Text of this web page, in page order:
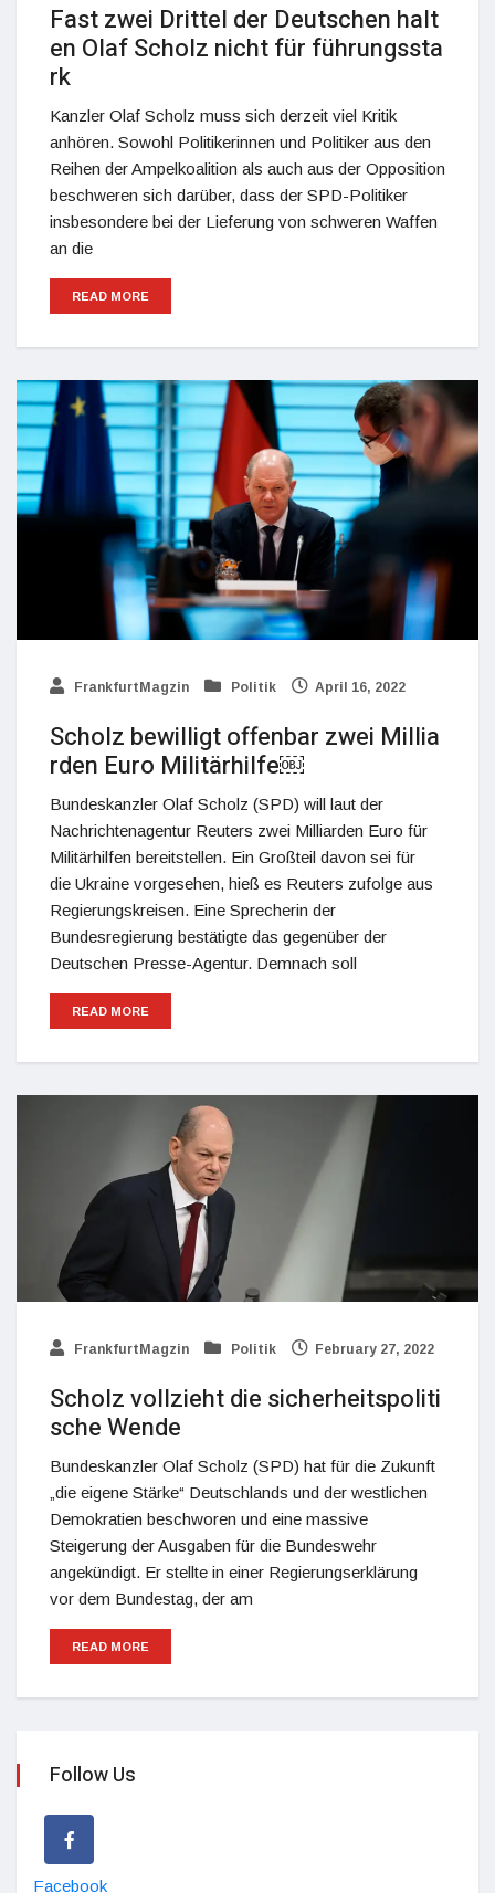
Fast zwei Drittel der Deutschen halt
en Olaf Scholz nicht für führungssta
rk
Kanzler Olaf Scholz muss sich derzeit viel Kritik
anhören. Sowohl Politikerinnen und Politiker aus den
Reihen der Ampelkoalition als auch aus der Opposition
beschweren sich darüber, dass der SPD-Politiker
insbesondere bei der Lieferung von schweren Waffen
an die
READ MORE
FrankfurtMagzin Politik April 16, 2022
Scholz bewilligt offenbar zwei Millia
rden Euro Militärhilfe￼
Bundeskanzler Olaf Scholz (SPD) will laut der
Nachrichtenagentur Reuters zwei Milliarden Euro für
Militärhilfen bereitstellen. Ein Großteil davon sei für
die Ukraine vorgesehen, hieß es Reuters zufolge aus
Regierungskreisen. Eine Sprecherin der
Bundesregierung bestätigte das gegenüber der
Deutschen Presse-Agentur. Demnach soll
READ MORE
FrankfurtMagzin Politik February 27, 2022
Scholz vollzieht die sicherheitspoliti
sche Wende
Bundeskanzler Olaf Scholz (SPD) hat für die Zukunft
„die eigene Stärke“ Deutschlands und der westlichen
Demokratien beschworen und eine massive
Steigerung der Ausgaben für die Bundeswehr
angekündigt. Er stellte in einer Regierungserklärung
vor dem Bundestag, der am
READ MORE
Follow Us
Facebook